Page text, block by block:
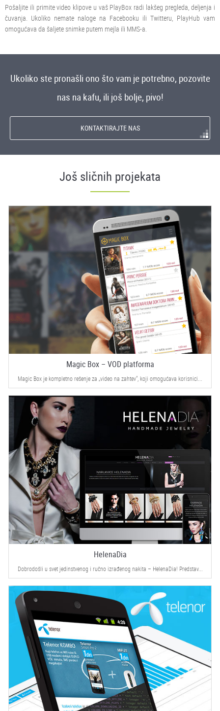
Pošaljite ili primite video klipove u vaš PlayBox radi lakšeg pregleda, deljenja i
čuvanja. Ukoliko nemate naloge na Facebooku ili Twitteru, PlayHub vam
omogućava da šaljete snimke putem mejla ili MMS-a.
Ukoliko ste pronašli ono što vam je potrebno, pozovite
nas na kafu, ili još bolje, pivo!
KONTAKTIRAJTE NAS
Još sličnih projekata
Magic Box – VOD platforma
Magic Box je kompletno rešenje za „video na zahtev“, koji omogućava korisnici...
HelenaDia
Dobrodošli u svet jedinstvenog i ručno izrađenog nakita – HelenaDia! Predstav...